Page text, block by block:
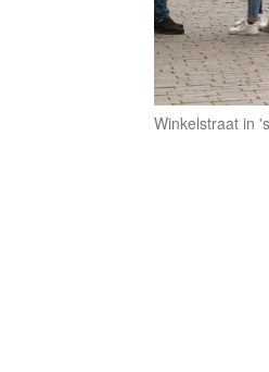
Winkelstraat in